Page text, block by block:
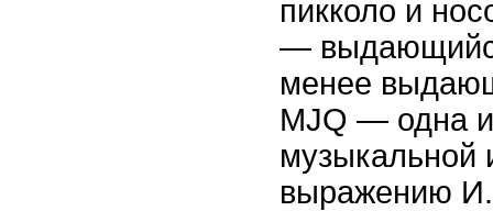
пикколо и
—
менее
MJQ — одна
музыкальной
выражению